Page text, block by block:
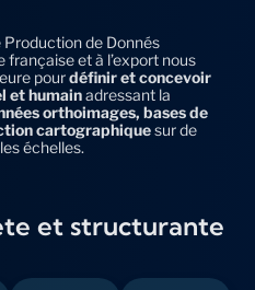
de Donnés
française et à l’export nous
pourdéfinir et concevoir
et humainadressant la
orthoimages, bases de
cartographiquesur de
échelles.
et structurante